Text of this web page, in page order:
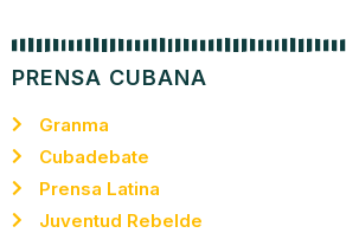
PRENSA CUBANA
Granma
Cubadebate
Prensa Latina
Juventud Rebelde